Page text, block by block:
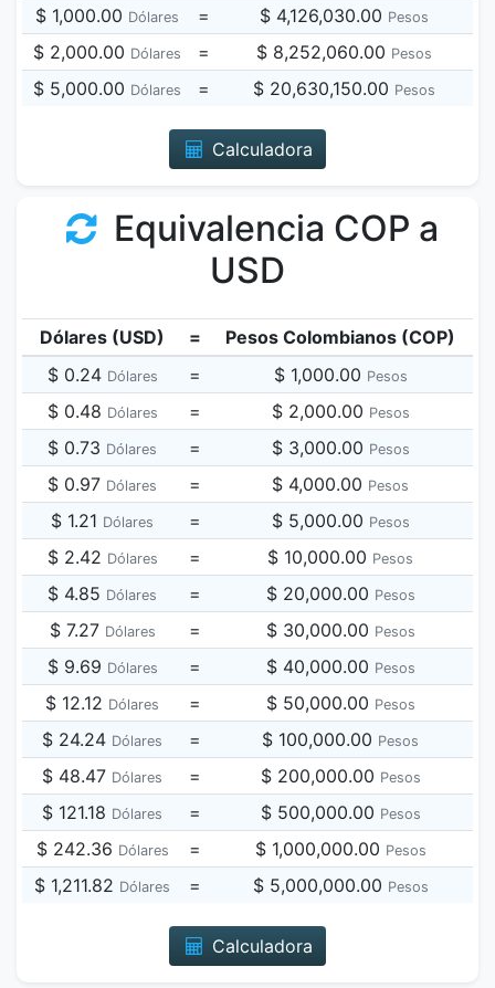
$ 1,000.00 Dólares = $ 4,126,030.00 Pesos
$ 2,000.00 Dólares = $ 8,252,060.00 Pesos
$ 5,000.00 Dólares = $ 20,630,150.00 Pesos
Calculadora
Equivalencia COP a
USD
Dólares (USD) =
Pesos Colombianos (COP)
$ 0.24 Dólares = $ 1,000.00 Pesos
$ 0.48 Dólares = $ 2,000.00 Pesos
$ 0.73 Dólares = $ 3,000.00 Pesos
$ 0.97 Dólares = $ 4,000.00 Pesos
$ 1.21 Dólares = $ 5,000.00 Pesos
$ 2.42 Dólares = $ 10,000.00 Pesos
$ 4.85 Dólares = $ 20,000.00 Pesos
$ 7.27 Dólares = $ 30,000.00 Pesos
$ 9.69 Dólares = $ 40,000.00 Pesos
$ 12.12 Dólares = $ 50,000.00 Pesos
$ 24.24 Dólares = $ 100,000.00 Pesos
$ 48.47 Dólares = $ 200,000.00 Pesos
$ 121.18 Dólares = $ 500,000.00 Pesos
$ 242.36 Dólares = $ 1,000,000.00 Pesos
$ 1,211.82 Dólares = $ 5,000,000.00 Pesos
Calculadora